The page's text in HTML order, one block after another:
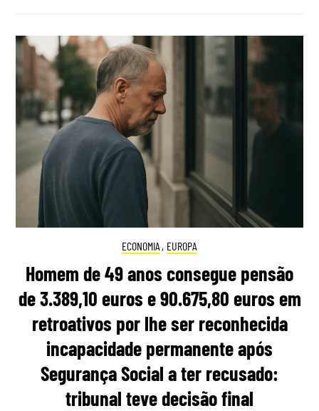
ECONOMIA , EUROPA
Homem de 49 anos consegue pensão
de 3.389,10 euros e 90.675,80 euros em
retroativos por lhe ser reconhecida
incapacidade permanente após
Segurança Social a ter recusado:
tribunal teve decisão final